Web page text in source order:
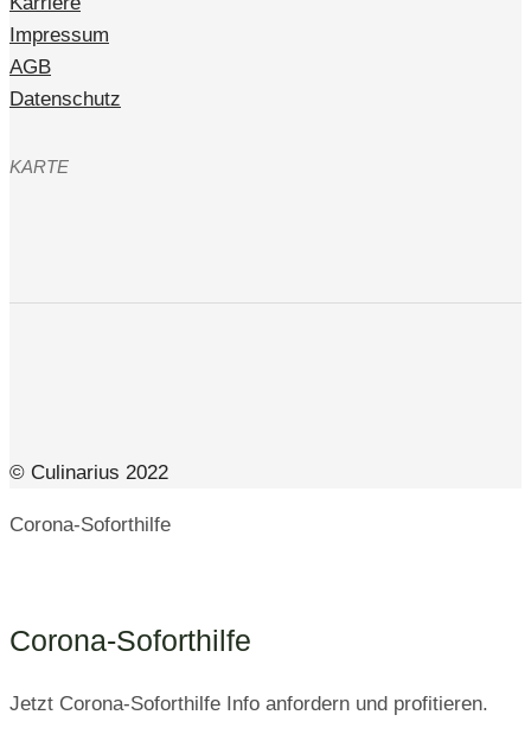
Impressum
AGB
Datenschutz
KARTE
© Culinarius 2022
Corona-Soforthilfe
Corona-Soforthilfe
Jetzt Corona-Soforthilfe Info anfordern und profitieren.